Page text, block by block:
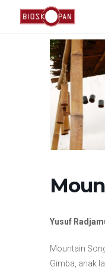
Yusuf
Mountain
Gimba, anak